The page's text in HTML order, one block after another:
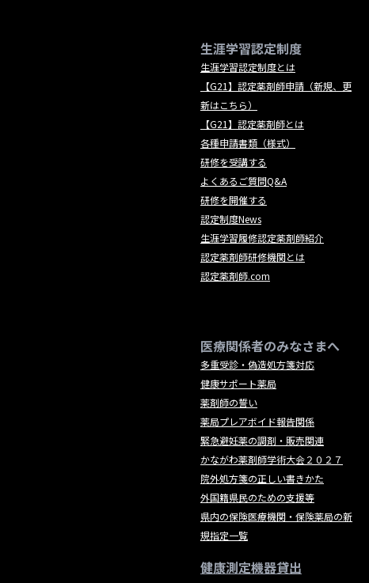
生涯学習認定制度
生涯学習認定制度とは
【G21】認定薬剤師申請（新規、更
新はこちら）
【G21】認定薬剤師とは
各種申請書類（様式）
研修を受講する
よくあるご質問Q&A
研修を開催する
認定制度News
生涯学習履修認定薬剤師紹介
認定薬剤師研修機関とは
認定薬剤師.com
医療関係者のみなさまへ
多重受診・偽造処方箋対応
健康サポート薬局
薬剤師の誓い
薬局プレアボイド報告関係
緊急避妊薬の調剤・販売関連
かながわ薬剤師学術大会２０２７
院外処方箋の正しい書きかた
外国籍県民のための支援等
県内の保険医療機関・保険薬局の新
規指定一覧
健康測定機器貸出